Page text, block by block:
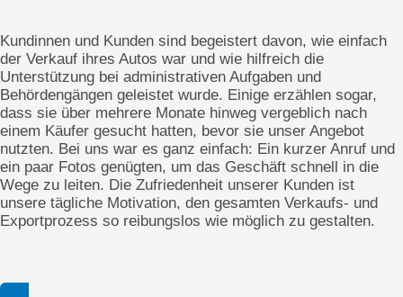
Kundinnen und Kunden sind begeistert davon, wie einfach
der Verkauf ihres Autos war und wie hilfreich die
Unterstützung bei administrativen Aufgaben und
Behördengängen geleistet wurde. Einige erzählen sogar,
dass sie über mehrere Monate hinweg vergeblich nach
einem Käufer gesucht hatten, bevor sie unser Angebot
nutzten. Bei uns war es ganz einfach: Ein kurzer Anruf und
ein paar Fotos genügten, um das Geschäft schnell in die
Wege zu leiten. Die Zufriedenheit unserer Kunden ist
unsere tägliche Motivation, den gesamten Verkaufs- und
Exportprozess so reibungslos wie möglich zu gestalten.